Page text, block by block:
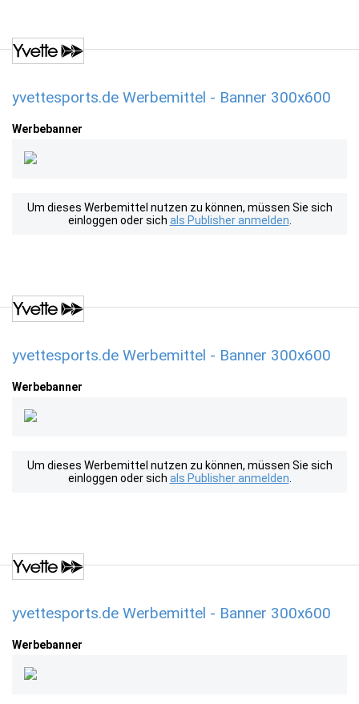
yvettesports.de Werbemittel - Banner 300x600
Werbebanner
Um dieses Werbemittel nutzen zu können, müssen Sie sich
einloggen oder sich als Publisher anmelden
yvettesports.de Werbemittel - Banner 300x600
Werbebanner
Um dieses Werbemittel nutzen zu können, müssen Sie sich
einloggen oder sich als Publisher anmelden
yvettesports.de Werbemittel - Banner 300x600
Werbebanner